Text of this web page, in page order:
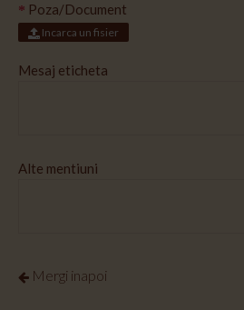
Poza/Document
Incarca un fisier
Mesaj eticheta
Alte mentiuni
Mergi inapoi